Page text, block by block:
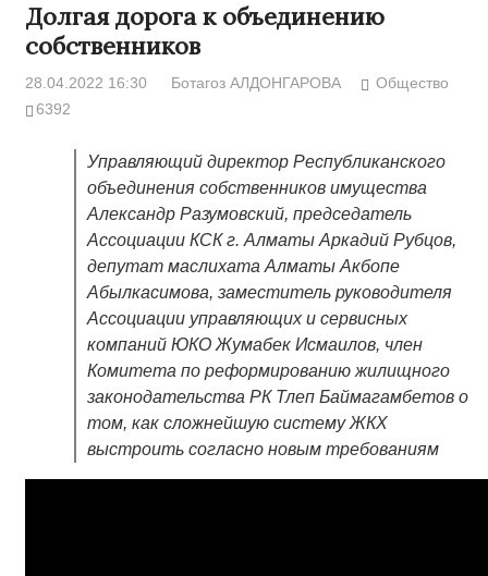
Долгая дорога к объединению
собственников
28.04.2022 16:30 Ботагоз АЛДОНГАРОВА
Общество
6392
Управляющий директор Республиканского
объединения собственников имущества
Александр Разумовский, председатель
Ассоциации КСК г. Алматы Аркадий Рубцов,
депутат маслихата Алматы Акбопе
Абылкасимова, заместитель руководителя
Ассоциации управляющих и сервисных
компаний ЮКО Жумабек Исмаилов, член
Комитета по реформированию жилищного
законодательства РК Тлеп Баймагамбетов о
том, как сложнейшую систему ЖКХ
выстроить согласно новым требованиям